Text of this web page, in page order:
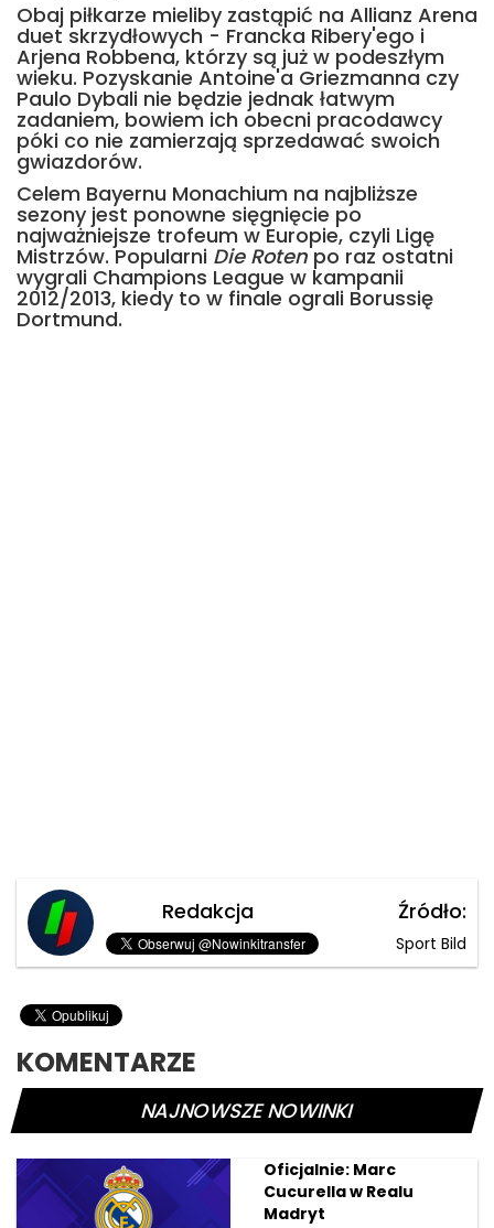
Obaj piłkarze mieliby zastąpić na Allianz Arena
duet skrzydłowych - Francka Ribery'ego i
Arjena Robbena, którzy są już w podeszłym
wieku. Pozyskanie Antoine'a Griezmanna czy
Paulo Dybali nie będzie jednak łatwym
zadaniem, bowiem ich obecni pracodawcy
póki co nie zamierzają sprzedawać swoich
gwiazdorów.
Celem Bayernu Monachium na najbliższe
sezony jest ponowne sięgnięcie po
najważniejsze trofeum w Europie, czyli Ligę
Mistrzów. Popularni Die Rotenpo raz ostatni
wygrali Champions League w kampanii
2012/2013, kiedy to w finale ograli Borussię
Dortmund.
Redakcja Źródło:
Sport Bild
KOMENTARZE
NAJNOWSZE NOWINKI
Oficjalnie: Marc
Cucurella w Realu
Madryt